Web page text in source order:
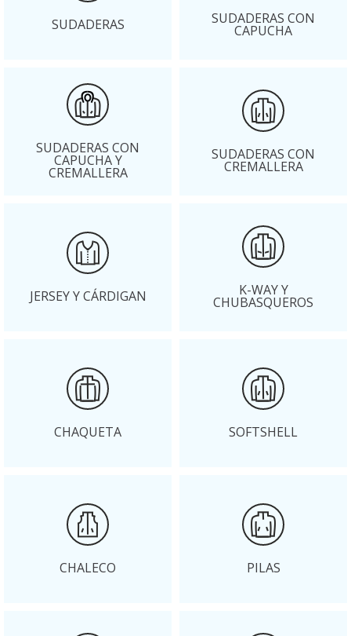
SUDADERAS SUDADERAS CON
CAPUCHA
SUDADERAS CON
CAPUCHA Y
CREMALLERA
SUDADERAS CON
CREMALLERA
JERSEY Y CÁRDIGAN K-WAY Y
CHUBASQUEROS
CHAQUETA SOFTSHELL
CHALECO PILAS